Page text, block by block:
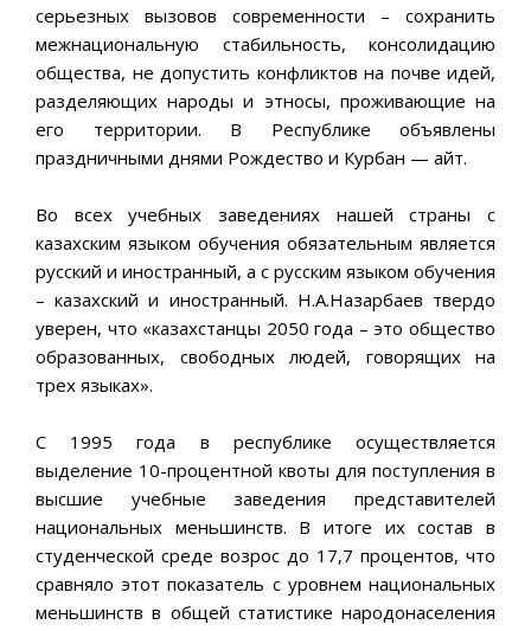
серьезных вызовов современности – сохранить
межнациональную стабильность, консолидацию
общества, не допустить конфликтов на почве идей,
разделяющих народы и этносы, проживающие на
его территории. В Республике объявлены
праздничными днями Рождество и Курбан — айт.
Во всех учебных заведениях нашей страны с
казахским языком обучения обязательным является
русский и иностранный, а с русским языком обучения
– казахский и иностранный. Н.А.Назарбаев твердо
уверен, что «казахстанцы 2050 года – это общество
образованных, свободных людей, говорящих на
трех языках».
С 1995 года в республике осуществляется
выделение 10-процентной квоты для поступления в
высшие учебные заведения представителей
национальных меньшинств. В итоге их состав в
студенческой среде возрос до 17,7 процентов, что
сравняло этот показатель с уровнем национальных
меньшинств в общей статистике народонаселения